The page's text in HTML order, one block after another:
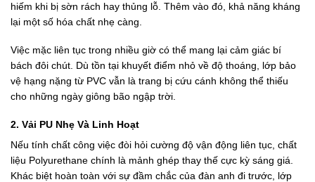
hiếm khi bị sờn rách hay thủng lỗ. Thêm vào đó, khả năng kháng
lại một số hóa chất nhẹ càng.
Việc mặc liên tục trong nhiều giờ có thể mang lại cảm giác bí
bách đôi chút. Dù tồn tại khuyết điểm nhỏ về độ thoáng, lớp bảo
vệ hạng nặng từ PVC vẫn là trang bị cứu cánh không thể thiếu
cho những ngày giông bão ngập trời.
2. Vải PU Nhẹ Và Linh Hoạt
Nếu tính chất công việc đòi hỏi cường độ vận động liên tục, chất
liệu Polyurethane chính là mảnh ghép thay thế cực kỳ sáng giá.
Khác biệt hoàn toàn với sự đầm chắc của đàn anh đi trước, lớp